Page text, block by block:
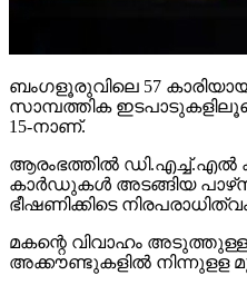
ബംഗളൂരുവിലെ 57 കാരിയായ
സാമ്പത്തിക
15-നാണ്.
ആരംഭത്തില്‍ ഡി.എച്ച്.എല്‍
കാര്‍ഡുകള്‍ അടങ്ങിയ
ഭീഷണിക്കിടെ
മകന്റെ വിവാഹം
അക്കൗണ്ടുകളില്‍ നിന്നുളള